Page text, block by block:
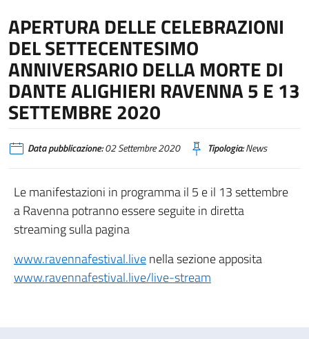
APERTURA DELLE CELEBRAZIONI
DEL SETTECENTESIMO
ANNIVERSARIO DELLA MORTE DI
DANTE ALIGHIERI RAVENNA 5 E 13
SETTEMBRE 2020
Data pubblicazione:02 Settembre 2020 Tipologia:News
Le manifestazioni in programma il 5 e il 13 settembre
a Ravenna potranno essere seguite in diretta
streaming sulla pagina
www.ravennafestival.livenella sezione apposita
www.ravennafestival.live/live-stream